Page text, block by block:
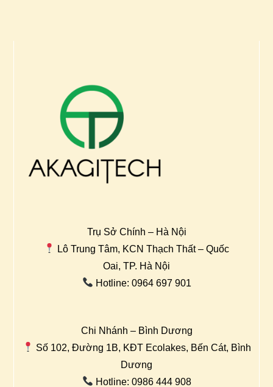
Trụ Sở Chính – Hà Nội
Lô Trung Tâm, KCN Thạch Thất – Quốc
Oai, TP. Hà Nội
Hotline: 0964 697 901
Chi Nhánh – Bình Dương
Số 102, Đường 1B, KĐT Ecolakes, Bến Cát, Bình
Dương
Hotline: 0986 444 908